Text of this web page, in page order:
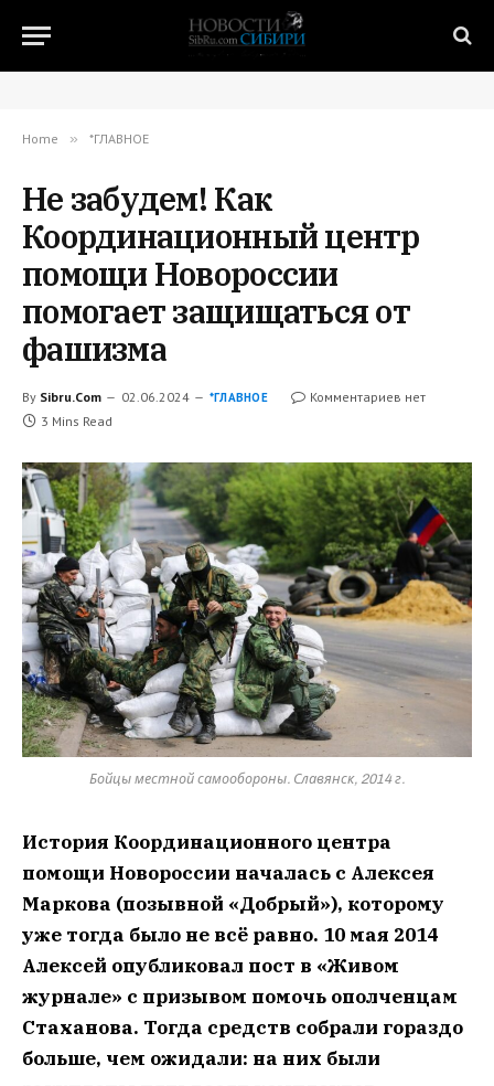
Home » *ГЛАВНОЕ
Не забудем! Как
Координационный центр
помощи Новороссии
помогает защищаться от
фашизма
By Sibru.Com 02.06.2024 *ГЛАВНОЕ
Комментариев нет
3 Mins Read
Бойцы местной самообороны. Славянск, 2014 г.
История Координационного центра
помощи Новороссии началась с Алексея
Маркова (позывной «Добрый»), которому
уже тогда было не всё равно. 10 мая 2014
Алексей опубликовал пост в «Живом
журнале» с призывом помочь ополченцам
Стаханова. Тогда средств собрали гораздо
больше, чем ожидали: на них были